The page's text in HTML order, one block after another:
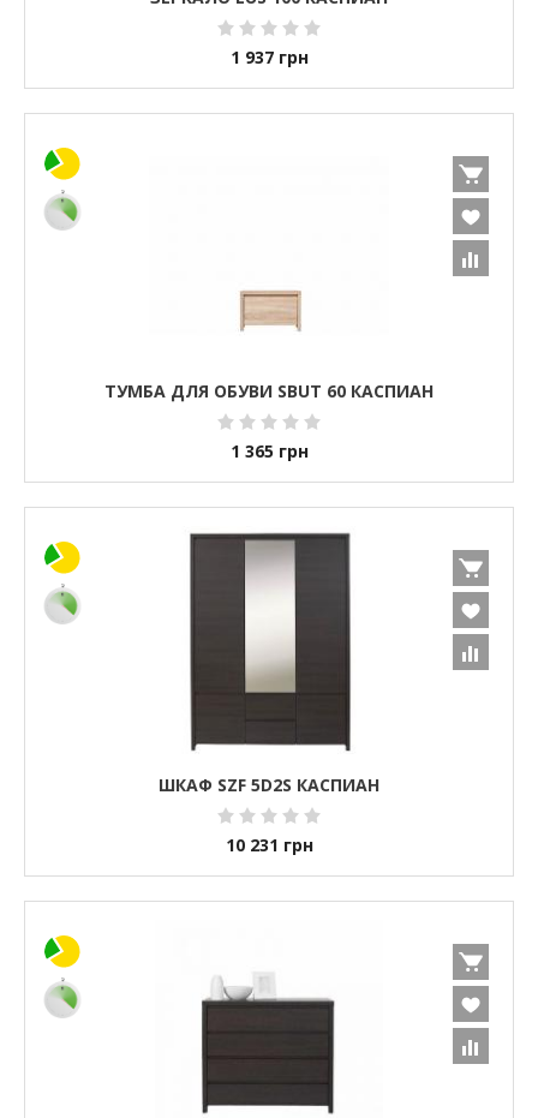
1 937 грн
ТУМБА ДЛЯ ОБУВИ SBUT 60 КАСПИАН
1 365 грн
ШКАФ SZF 5D2S КАСПИАН
10 231 грн